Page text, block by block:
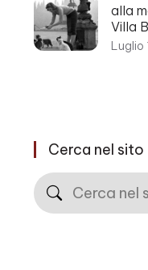
alla
Villa
Luglio
Cerca nel sito
Cerca